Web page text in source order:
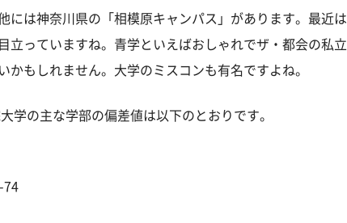
には神奈川県の「相模原キャンパス」があります。最近は
立っていますね。青学といえばおしゃれでザ・都会の私立
かもしれません。大学のミスコンも有名ですよね。
学の主な学部の偏差値は以下のとおりです。
74